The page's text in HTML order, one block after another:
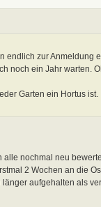
endlich zur Anmeldung
noch ein Jahr warten.
Garten ein Hortus ist.
nochmal neu
2 Wochen an die
aufgehalten als